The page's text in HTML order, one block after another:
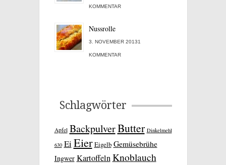
KOMMENTAR
Nussrolle
3. NOVEMBER 20131
KOMMENTAR
Schlagwörter
Apfel BackpulverButter Dinkelmehl
630 Ei Eier Eigelb Gemüsebrühe
Ingwer Kartoffeln Knoblauch